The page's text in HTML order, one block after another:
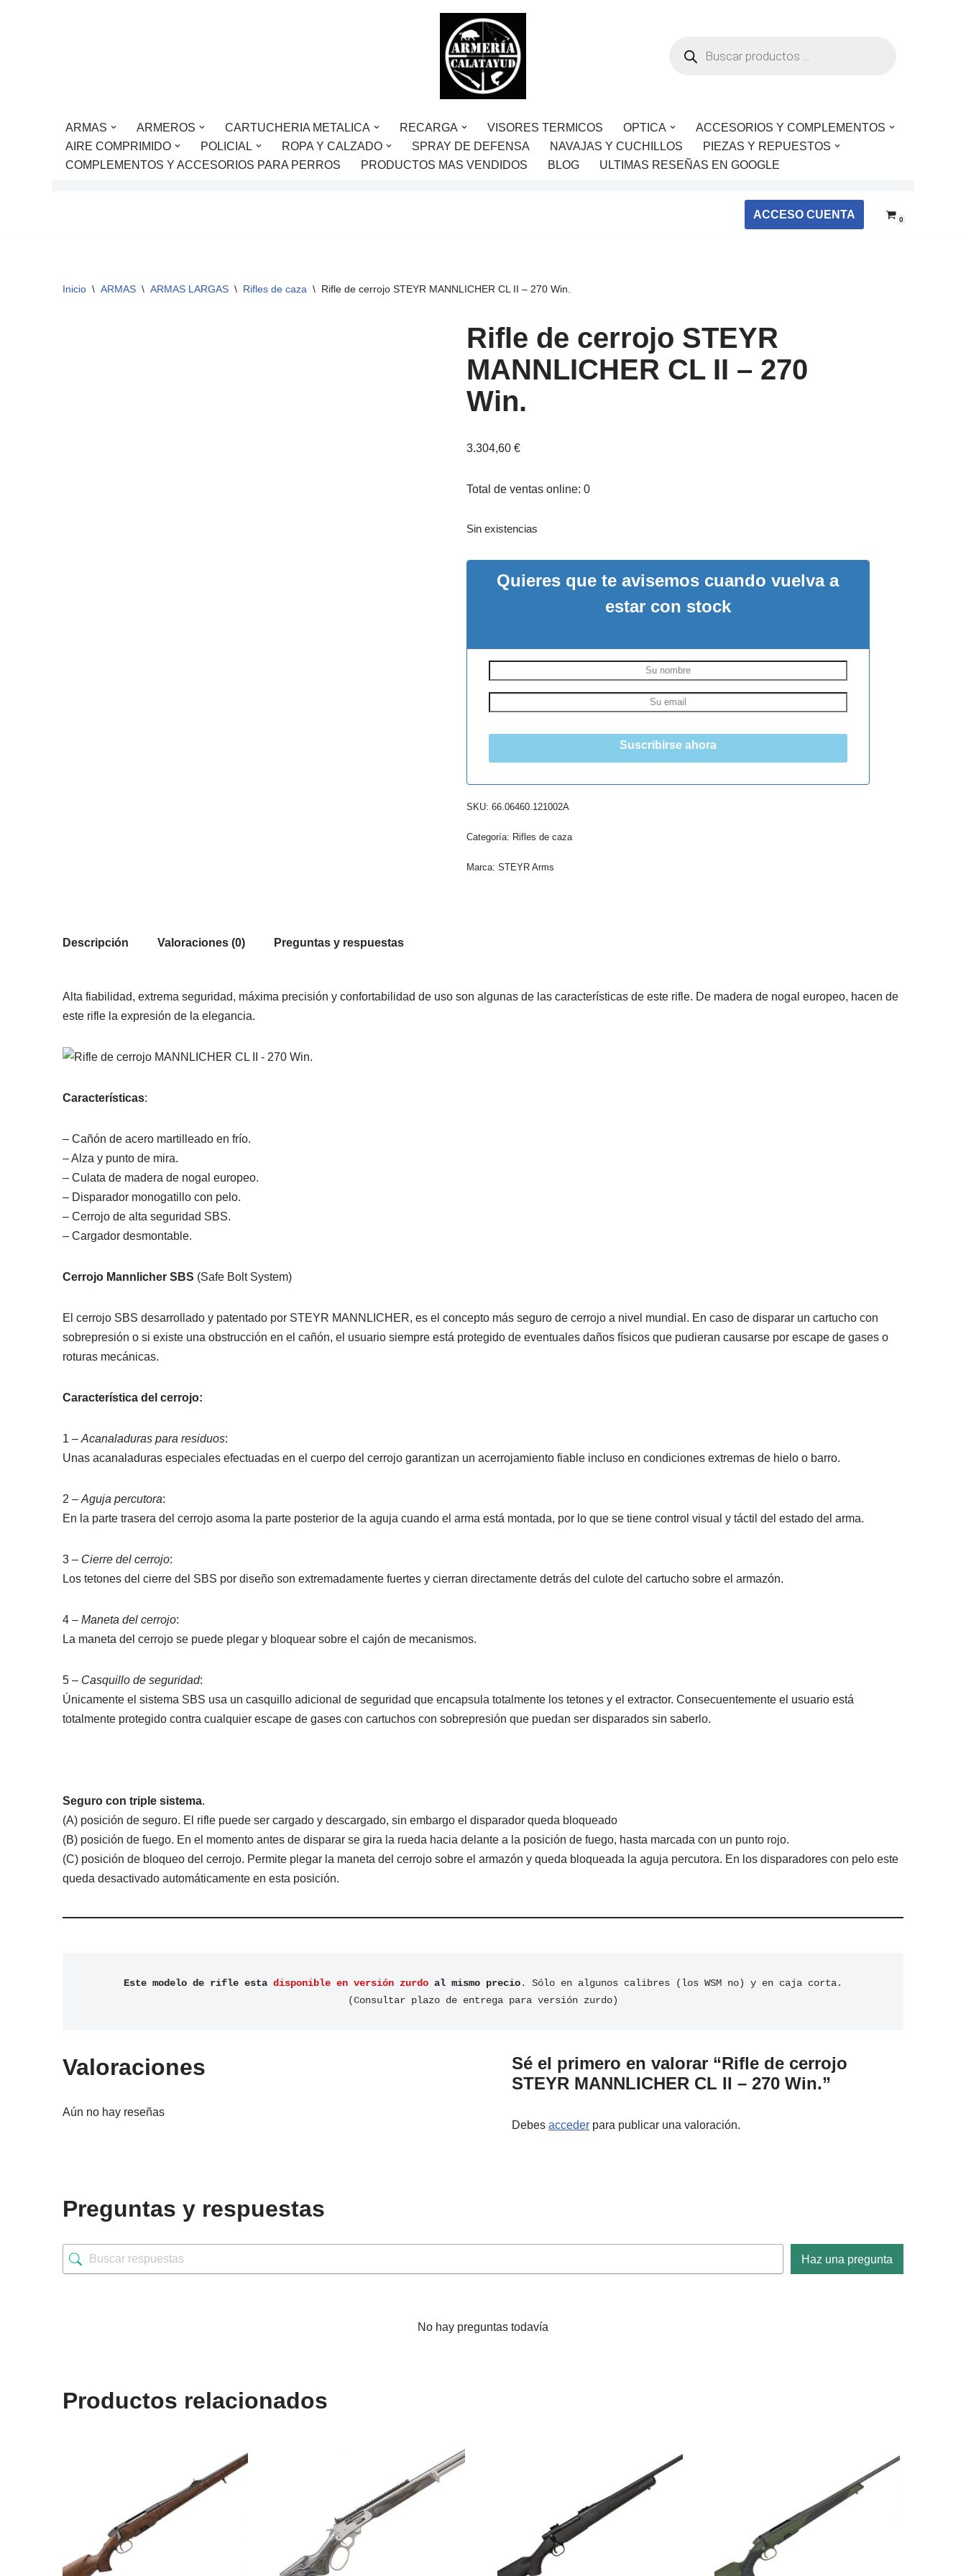
ARMAS ARMEROS CARTUCHERIA METALICA RECARGA VISORES TERMICOS OPTICA
ACCESORIOS Y COMPLEMENTOS
AIRE COMPRIMIDO
POLICIAL ROPA Y CALZADO SPRAY DE DEFENSA NAVAJAS Y CUCHILLOS
PIEZAS Y REPUESTOS
COMPLEMENTOS Y ACCESORIOS PARA PERROS
PRODUCTOS MAS VENDIDOS BLOG ULTIMAS RESEÑAS EN GOOGLE
ACCESO CUENTA 0
Inicio \ ARMAS \ ARMAS LARGAS \ Rifles de caza \ Rifle de cerrojo STEYR MANNLICHER CL II – 270 Win.
Rifle de cerrojo STEYR
MANNLICHER CL II – 270
Win.
3.304,60 €
Total de ventas online: 0
Sin existencias
Quieres que te avisemos cuando vuelva a
estar con stock
Suscribirse ahora
SKU: 66.06460.121002A
Categoría: Rifles de caza
Marca: STEYR Arms
Descripción Valoraciones (0) Preguntas y respuestas
Alta fiabilidad, extrema seguridad, máxima precisión y confortabilidad de uso son algunas de las características de este rifle. De madera de nogal europeo, hacen de
este rifle la expresión de la elegancia.
Características:
– Cañón de acero martilleado en frío.
– Alza y punto de mira.
– Culata de madera de nogal europeo.
– Disparador monogatillo con pelo.
– Cerrojo de alta seguridad SBS.
– Cargador desmontable.
Cerrojo Mannlicher SBS (Safe Bolt System)
El cerrojo SBS desarrollado y patentado por STEYR MANNLICHER, es el concepto más seguro de cerrojo a nivel mundial. En caso de disparar un cartucho con
sobrepresión o si existe una obstrucción en el cañón, el usuario siempre está protegido de eventuales daños físicos que pudieran causarse por escape de gases o
roturas mecánicas.
Característica del cerrojo:
1 – Acanaladuras para residuos:
Unas acanaladuras especiales efectuadas en el cuerpo del cerrojo garantizan un acerrojamiento fiable incluso en condiciones extremas de hielo o barro.
2 – Aguja percutora:
En la parte trasera del cerrojo asoma la parte posterior de la aguja cuando el arma está montada, por lo que se tiene control visual y táctil del estado del arma.
3 – Cierre del cerrojo:
Los tetones del cierre del SBS por diseño son extremadamente fuertes y cierran directamente detrás del culote del cartucho sobre el armazón.
4 – Maneta del cerrojo:
La maneta del cerrojo se puede plegar y bloquear sobre el cajón de mecanismos.
5 – Casquillo de seguridad:
Únicamente el sistema SBS usa un casquillo adicional de seguridad que encapsula totalmente los tetones y el extractor. Consecuentemente el usuario está
totalmente protegido contra cualquier escape de gases con cartuchos con sobrepresión que puedan ser disparados sin saberlo.
Seguro con triple sistema.
(A) posición de seguro. El rifle puede ser cargado y descargado, sin embargo el disparador queda bloqueado
(B) posición de fuego. En el momento antes de disparar se gira la rueda hacia delante a la posición de fuego, hasta marcada con un punto rojo.
(C) posición de bloqueo del cerrojo. Permite plegar la maneta del cerrojo sobre el armazón y queda bloqueada la aguja percutora. En los disparadores con pelo este
queda desactivado automáticamente en esta posición.
Este modelo de rifle esta disponible en versión zurdo al mismo precio. Sólo en algunos calibres (los WSM no) y en caja corta.
(Consultar plazo de entrega para versión zurdo)
Valoraciones
Aún no hay reseñas
Sé el primero en valorar “Rifle de cerrojo
STEYR MANNLICHER CL II – 270 Win.”
Debes acceder para publicar una valoración.
Preguntas y respuestas
Haz una pregunta
No hay preguntas todavía
Productos relacionados